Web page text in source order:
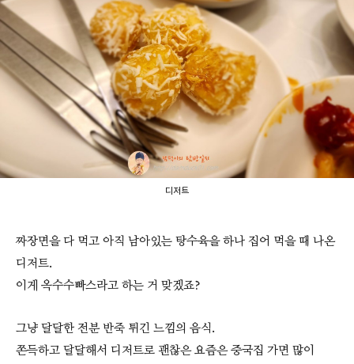
디저트
짜장면을 다 먹고 아직 남아있는 탕수육을 하나 집어 먹을 때 나온
디저트.
이게 옥수수빠스라고 하는 거 맞겠죠?
그냥 달달한 전분 반죽 튀긴 느낌의 음식.
쫀득하고 달달해서 디저트로 괜찮은 요즘은 중국집 가면 많이